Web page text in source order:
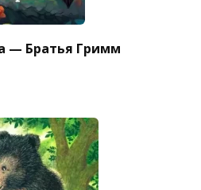
— Братья Гримм